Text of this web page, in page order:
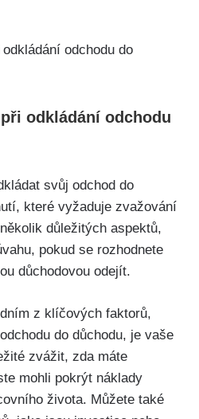
odkládání odchodu
svůj odchod do
které vyžaduje zvažování
důležitých aspektů,
pokud se rozhodnete
důchodovou odejít.
z klíčových faktorů,
do důchodu, je vaše
zvážit, zda máte
mohli pokrýt náklady
života. Můžete také